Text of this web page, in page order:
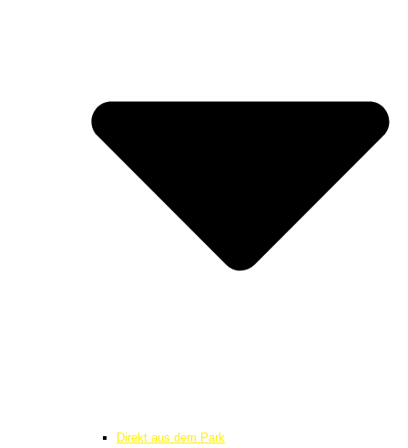
Direkt aus dem Park